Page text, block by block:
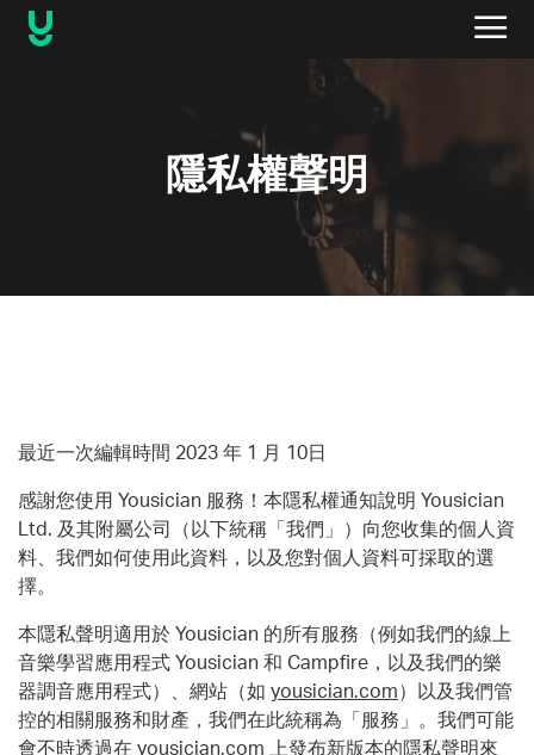
隱私權聲明
最近一次編輯時間 2023 年 1 月 10日
感謝您使用 Yousician 服務！本隱私權通知說明 Yousician
Ltd. 及其附屬公司（以下統稱「我們」）向您收集的個人資
料、我們如何使用此資料，以及您對個人資料可採取的選
擇。
本隱私聲明適用於 Yousician 的所有服務（例如我們的線上
音樂學習應用程式 Yousician 和 Campfire，以及我們的樂
器調音應用程式）、網站（如 yousician.com）以及我們管
控的相關服務和財產，我們在此統稱為「服務」。我們可能
會不時透過在 yousician.com 上發布新版本的隱私聲明來